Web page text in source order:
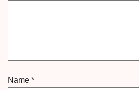
Name *